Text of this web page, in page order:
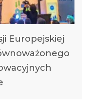
Europejskiej